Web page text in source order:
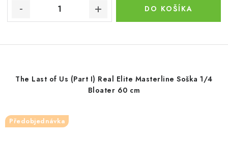
DO KOŠÍKA
The Last of Us (Part I) Real Elite Masterline Soška 1/4
Bloater 60 cm
Předobjednávka